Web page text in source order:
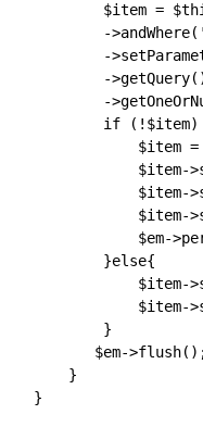
$item =
-
-
-
-
if (!$item)
$item
$item-
$item-
$item-
$em-
        }else{
$item-
$item-
        }
$em-
    }